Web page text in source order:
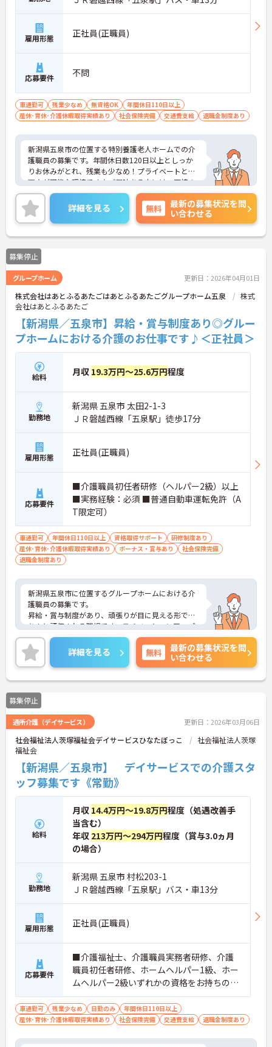
雇用形態 正社員(正職員)
応募要件 不問
車通勤可 残業少なめ 無資格OK
年間休日110日以上
産休･育休･介護休暇取得実績あり
社会保険完備 交通費支給 退職金制度あり
新潟県五泉市の位置する特別養護老人ホームでの介
護職員の募集です。年間休日数120日以上としっか
りお休みがとれ、残業も少なめ！プライベートとの
両立が可能な環境です♪ご興味ある方には、面接の
ポイントなど、さらに詳細をお話致しますのでお気
軽にご相談ください。
詳細を見る 無料
最新の募集状況を問
い合わせる
募集停止
グループホーム 更新日：2026年04月01日
株式会社はあとふるあたごはあとふるあたごグループホーム五泉
株式
会社はあとふるあたご
【新潟県／五泉市】昇給・賞与制度あり◎グルー
プホームにおける介護のお仕事です♪＜正社員＞
給料 月収 19.3万円～25.6万円程度
勤務地
新潟県 五泉市 太田2-1-3
ＪＲ磐越西線「五泉駅」徒歩17分
雇用形態 正社員(正職員)
応募要件
■介護職員初任者研修（ヘルパー2級）以上
■実務経験：必須 ■普通自動車運転免許（A
T限定可）
車通勤可 年間休日110日以上 資格取得サポート
研修制度あり
産休･育休･介護休暇取得実績あり
ボーナス・賞与あり
社会保険完備
退職金制度あり
新潟県五泉市に位置するグループホームにおける介
護職員の募集です。
昇給・賞与制度があり、頑張りが目に見える形でき
ちんと評価される職場です。モチベーションアップ
につながります。
ご興味のある方には、面接対策ポイントなど、さら
に詳細をご案内しますのでお気軽にご相談くださ
い！
詳細を見る 無料
最新の募集状況を問
い合わせる
募集停止
通所介護（デイサービス） 更新日：2026年03月06日
社会福祉法人茨塚福祉会デイサービスひなたぼっこ
社会福祉法人茨塚
福祉会
【新潟県／五泉市】 デイサービスでの介護スタ
ッフ募集です《常勤》
給料
月収 14.4万円～19.8万円程度（処遇改善手
当含む）
年収 213万円～294万円程度（賞与3.0ヵ月
の場合）
勤務地
新潟県 五泉市 村松203-1
ＪＲ磐越西線「五泉駅」バス・車13分
雇用形態 正社員(正職員)
応募要件
■介護福祉士、介護職員実務者研修、介護
職員初任者研修、ホームヘルパー1級、ホー
ムヘルパー2級いずれかの資格をお持ちの方
※介護福祉士の方優遇
車通勤可 残業少なめ 日勤のみ
年間休日110日以上
産休･育休･介護休暇取得実績あり
社会保険完備 交通費支給 退職金制度あり